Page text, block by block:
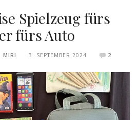
Spielzeug fürs
fürs Auto
MIRI 3. SEPTEMBER 2024 2